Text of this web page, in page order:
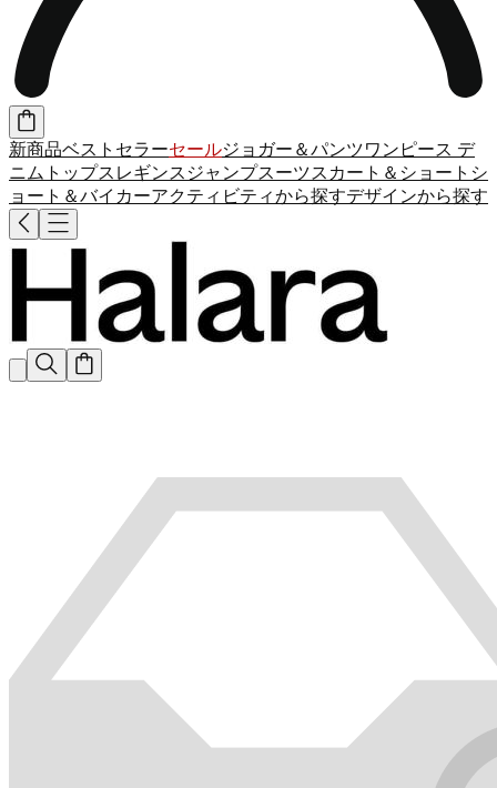
新商品ベストセラーセールジョガー＆パンツワンピース デ
ニム トップス レギンス ジャンプスーツスカート＆ショート シ
ョート＆バイカーアクティビティから探すデザインから探す